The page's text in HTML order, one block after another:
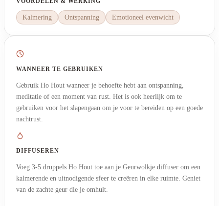
Kalmering Ontspanning Emotioneel evenwicht
WANNEER TE GEBRUIKEN
Gebruik Ho Hout wanneer je behoefte hebt aan ontspanning,
meditatie of een moment van rust. Het is ook heerlijk om te
gebruiken voor het slapengaan om je voor te bereiden op een goede
nachtrust.
DIFFUSEREN
Voeg 3-5 druppels Ho Hout toe aan je Geurwolkje diffuser om een
kalmerende en uitnodigende sfeer te creëren in elke ruimte. Geniet
van de zachte geur die je omhult.